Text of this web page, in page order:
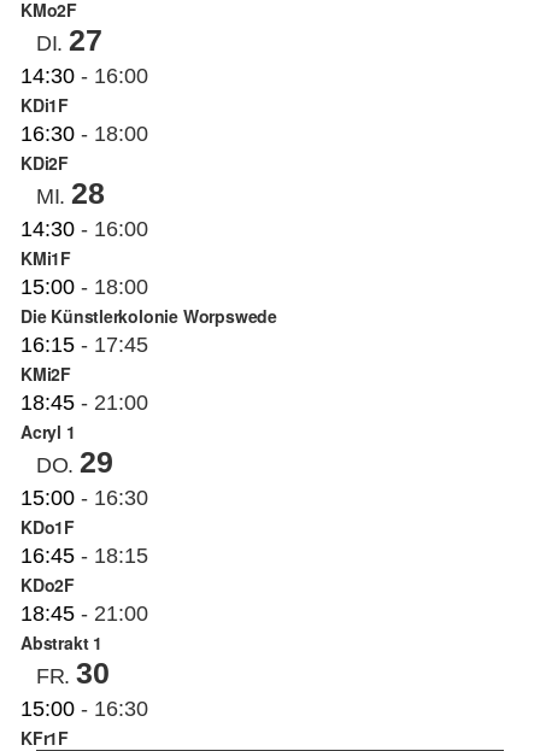
NACH:
KMo2F
DI. 27
14:30 - 16:00
KDi1F
16:30 - 18:00
KDi2F
MI. 28
14:30 - 16:00
KMi1F
15:00 - 18:00
Die Künstlerkolonie Worpswede
16:15 - 17:45
KMi2F
18:45 - 21:00
Acryl 1
DO. 29
15:00 - 16:30
KDo1F
16:45 - 18:15
KDo2F
18:45 - 21:00
Abstrakt 1
FR. 30
15:00 - 16:30
KFr1F